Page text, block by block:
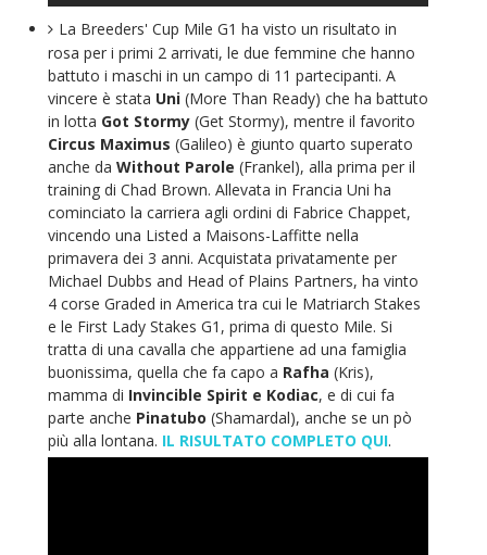
La Breeders' Cup Mile G1 ha visto un risultato in
rosa per i primi 2 arrivati, le due femmine che hanno
battuto i maschi in un campo di 11 partecipanti. A
vincere è stata Uni(More Than Ready) che ha battuto
in lotta Got Stormy(Get Stormy), mentre il favorito
Circus Maximus (Galileo) è giunto quarto superato
anche da Without Parole (Frankel), alla prima per il
training di Chad Brown. Allevata in Francia Uni ha
cominciato la carriera agli ordini di Fabrice Chappet,
vincendo una Listed a Maisons-Laffitte nella
primavera dei 3 anni. Acquistata privatamente per
Michael Dubbs and Head of Plains Partners, ha vinto
4 corse Graded in America tra cui le Matriarch Stakes
e le First Lady Stakes G1, prima di questo Mile. Si
tratta di una cavalla che appartiene ad una famiglia
buonissima, quella che fa capo a Rafha (Kris),
mamma di Invincible Spirit e Kodiac, e di cui fa
parte anche Pinatubo (Shamardal), anche se un pò
più alla lontana. IL RISULTATO COMPLETO QUI.